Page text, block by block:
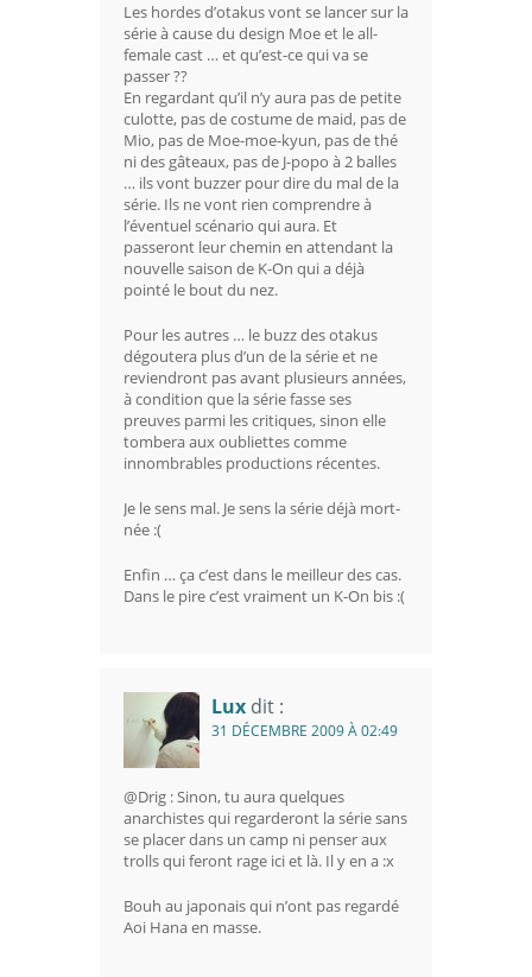
Les hordes d’otakus vont se lancer sur la
série à cause du design Moe et le all-
female cast … et qu’est-ce qui va se
passer ??
En regardant qu’il n’y aura pas de petite
culotte, pas de costume de maid, pas de
Mio, pas de Moe-moe-kyun, pas de thé
ni des gâteaux, pas de J-popo à 2 balles
… ils vont buzzer pour dire du mal de la
série. Ils ne vont rien comprendre à
l’éventuel scénario qui aura. Et
passeront leur chemin en attendant la
nouvelle saison de K-On qui a déjà
pointé le bout du nez.
Pour les autres … le buzz des otakus
dégoutera plus d’un de la série et ne
reviendront pas avant plusieurs années,
à condition que la série fasse ses
preuves parmi les critiques, sinon elle
tombera aux oubliettes comme
innombrables productions récentes.
Je le sens mal. Je sens la série déjà mort-
née :(
Enfin … ça c’est dans le meilleur des cas.
Dans le pire c’est vraiment un K-On bis :(
Lux dit :
31 DÉCEMBRE 2009 À 02:49
@Drig : Sinon, tu aura quelques
anarchistes qui regarderont la série sans
se placer dans un camp ni penser aux
trolls qui feront rage ici et là. Il y en a :x
Bouh au japonais qui n’ont pas regardé
Aoi Hana en masse.